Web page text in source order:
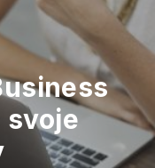
svoje